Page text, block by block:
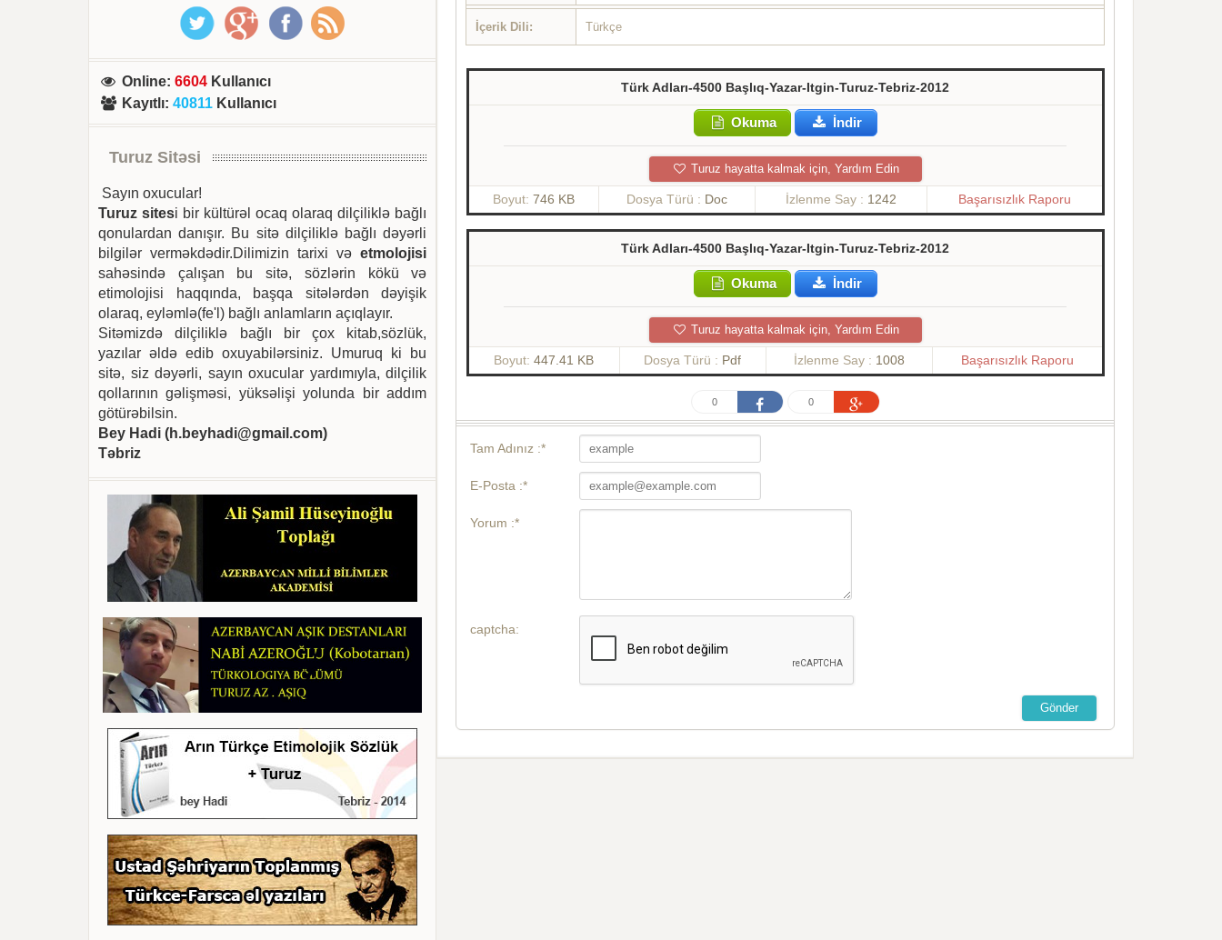
İçerik Dili: Türkçe
Türk Adları-4500 Başlıq-Yazar-Itgin-Turuz-Tebriz-2012
Okuma İndir
Turuz hayatta kalmak için, Yardım Edin
Boyut: 746 KB Dosya Türü : Doc İzlenme Say : 1242 Başarısızlık Raporu
Türk Adları-4500 Başlıq-Yazar-Itgin-Turuz-Tebriz-2012
Okuma İndir
Turuz hayatta kalmak için, Yardım Edin
Boyut:447.41 KB Dosya Türü : Pdf İzlenme Say : 1008 Başarısızlık Raporu
0 0
Tam Adınız :*
E-Posta :*
Yorum :*
captcha:
Online:6604 Kullanıcı
Kayıtlı:40811 Kullanıcı
Turuz Sitəsi
Sayın oxucular!
Turuz sitesi bir kültürəl ocaq olaraq dilçiliklə bağlı
qonulardan danışır. Bu sitə dilçiliklə bağlı dəyərli
bilgilər verməkdədir.Dilimizin tarixi vəetmolojisi
sahəsində çalışan bu sitə, sözlərin kökü və
etimolojisi haqqında, başqa sitələrdən dəyişik
olaraq, eyləmlə(fe'l) bağlı anlamların açıqlayır.
Sitəmizdə dilçiliklə bağlı bir çox kitab,sözlük,
yazılar əldə edib oxuyabilərsiniz. Umuruq ki bu
sitə, siz dəyərli, sayın oxucular yardımıyla, dilçilik
qollarının gəlişməsi, yüksəlişi yolunda bir addım
götürəbilsin.
Bey Hadi (h.beyhadi@gmail.com)
Təbriz